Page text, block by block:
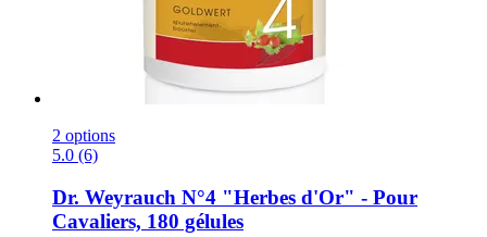
2 options
5.0 (6)
Dr. Weyrauch N°4 "Herbes d'Or" -​ Pour
Cavaliers, 180 gélules